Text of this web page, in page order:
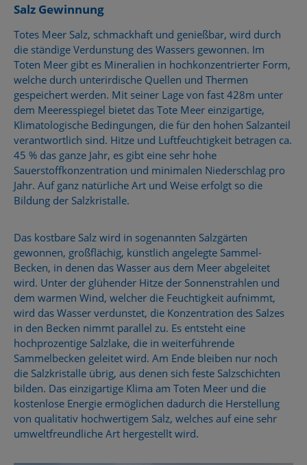
Salz Gewinnung
Totes Meer Salz, schmackhaft und genießbar, wird durch
die ständige Verdunstung des Wassers gewonnen. Im
Toten Meer gibt es Mineralien in hochkonzentrierter Form,
welche durch unterirdische Quellen und Thermen
gespeichert werden. Mit seiner Lage von fast 428m unter
dem Meeresspiegel bietet das Tote Meer einzigartige,
Klimatologische Bedingungen, die für den hohen Salzanteil
verantwortlich sind. Hitze und Luftfeuchtigkeit betragen ca.
45 % das ganze Jahr, es gibt eine sehr hohe
Sauerstoffkonzentration und minimalen Niederschlag pro
Jahr. Auf ganz natürliche Art und Weise erfolgt so die
Bildung der Salzkristalle.
Das kostbare Salz wird in sogenannten Salzgärten
gewonnen, großflächig, künstlich angelegte Sammel-
Becken, in denen das Wasser aus dem Meer abgeleitet
wird. Unter der glühender Hitze der Sonnenstrahlen und
dem warmen Wind, welcher die Feuchtigkeit aufnimmt,
wird das Wasser verdunstet, die Konzentration des Salzes
in den Becken nimmt parallel zu. Es entsteht eine
hochprozentige Salzlake, die in weiterführende
Sammelbecken geleitet wird. Am Ende bleiben nur noch
die Salzkristalle übrig, aus denen sich feste Salzschichten
bilden. Das einzigartige Klima am Toten Meer und die
kostenlose Energie ermöglichen dadurch die Herstellung
von qualitativ hochwertigem Salz, welches auf eine sehr
umweltfreundliche Art hergestellt wird.